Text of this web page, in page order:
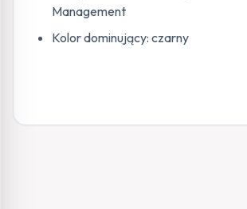
Management
Kolor dominujący: czarny